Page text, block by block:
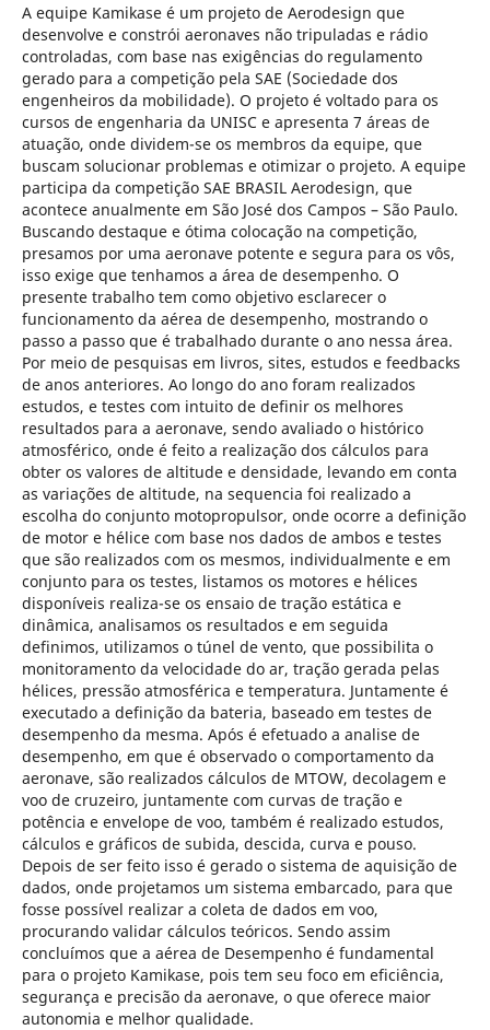
A equipe Kamikase é um projeto de Aerodesign que
desenvolve e constrói aeronaves não tripuladas e rádio
controladas, com base nas exigências do regulamento
gerado para a competição pela SAE (Sociedade dos
engenheiros da mobilidade). O projeto é voltado para os
cursos de engenharia da UNISC e apresenta 7 áreas de
atuação, onde dividem-se os membros da equipe, que
buscam solucionar problemas e otimizar o projeto. A equipe
participa da competição SAE BRASIL Aerodesign, que
acontece anualmente em São José dos Campos – São Paulo.
Buscando destaque e ótima colocação na competição,
presamos por uma aeronave potente e segura para os vôs,
isso exige que tenhamos a área de desempenho. O
presente trabalho tem como objetivo esclarecer o
funcionamento da aérea de desempenho, mostrando o
passo a passo que é trabalhado durante o ano nessa área.
Por meio de pesquisas em livros, sites, estudos e feedbacks
de anos anteriores. Ao longo do ano foram realizados
estudos, e testes com intuito de definir os melhores
resultados para a aeronave, sendo avaliado o histórico
atmosférico, onde é feito a realização dos cálculos para
obter os valores de altitude e densidade, levando em conta
as variações de altitude, na sequencia foi realizado a
escolha do conjunto motopropulsor, onde ocorre a definição
de motor e hélice com base nos dados de ambos e testes
que são realizados com os mesmos, individualmente e em
conjunto para os testes, listamos os motores e hélices
disponíveis realiza-se os ensaio de tração estática e
dinâmica, analisamos os resultados e em seguida
definimos, utilizamos o túnel de vento, que possibilita o
monitoramento da velocidade do ar, tração gerada pelas
hélices, pressão atmosférica e temperatura. Juntamente é
executado a definição da bateria, baseado em testes de
desempenho da mesma. Após é efetuado a analise de
desempenho, em que é observado o comportamento da
aeronave, são realizados cálculos de MTOW, decolagem e
voo de cruzeiro, juntamente com curvas de tração e
potência e envelope de voo, também é realizado estudos,
cálculos e gráficos de subida, descida, curva e pouso.
Depois de ser feito isso é gerado o sistema de aquisição de
dados, onde projetamos um sistema embarcado, para que
fosse possível realizar a coleta de dados em voo,
procurando validar cálculos teóricos. Sendo assim
concluímos que a aérea de Desempenho é fundamental
para o projeto Kamikase, pois tem seu foco em eficiência,
segurança e precisão da aeronave, o que oferece maior
autonomia e melhor qualidade.